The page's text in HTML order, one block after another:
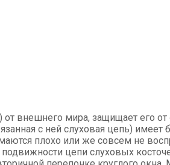
от внешнего мира, защищает его
с ней слуховая цепь)
плохо или же совсем не
цепи слуховых